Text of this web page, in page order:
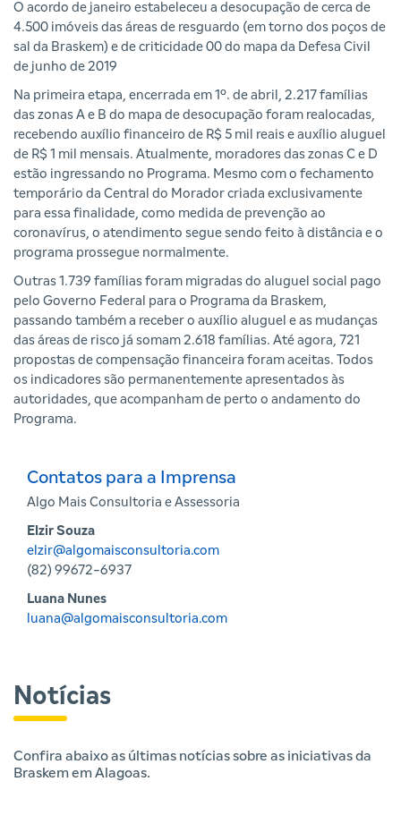
O acordo de janeiro estabeleceu a desocupação de cerca de
4.500 imóveis das áreas de resguardo (em torno dos poços de
sal da Braskem) e de criticidade 00 do mapa da Defesa Civil
de junho de 2019
Na primeira etapa, encerrada em 1º. de abril, 2.217 famílias
das zonas A e B do mapa de desocupação foram realocadas,
recebendo auxílio financeiro de R$ 5 mil reais e auxílio aluguel
de R$ 1 mil mensais. Atualmente, moradores das zonas C e D
estão ingressando no Programa. Mesmo com o fechamento
temporário da Central do Morador criada exclusivamente
para essa finalidade, como medida de prevenção ao
coronavírus, o atendimento segue sendo feito à distância e o
programa prossegue normalmente.
Outras 1.739 famílias foram migradas do aluguel social pago
pelo Governo Federal para o Programa da Braskem,
passando também a receber o auxílio aluguel e as mudanças
das áreas de risco já somam 2.618 famílias. Até agora, 721
propostas de compensação financeira foram aceitas. Todos
os indicadores são permanentemente apresentados às
autoridades, que acompanham de perto o andamento do
Programa.
Contatos para a Imprensa
Algo Mais Consultoria e Assessoria
Elzir Souza
elzir@algomaisconsultoria.com
(82) 99672-6937
Luana Nunes
luana@algomaisconsultoria.com
Notícias
Confira abaixo as últimas notícias sobre as iniciativas da
Braskem em Alagoas.